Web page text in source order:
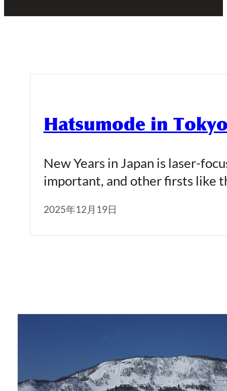
Hatsumode in
New Years in Japan is laser-
important, and other firsts like
2025年12月19日